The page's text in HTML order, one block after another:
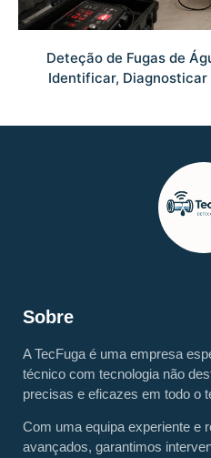
Deteção de Fugas de
Identificar, Diagnosticar
Sobre
A TecFuga é uma empresa
técnico com tecnologia não
precisas e eficazes em todo o
Com uma equipa experiente e
avançados, garantimos